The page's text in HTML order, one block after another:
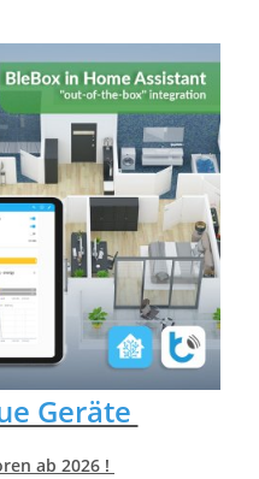
Geräte
ab 2026 !